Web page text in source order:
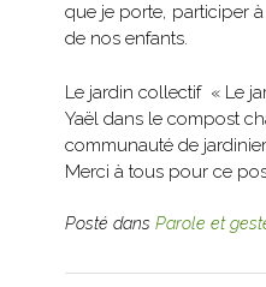
que je porte, participer
de nos enfants.
Le jardin collectif « Le
Yaël dans le compost
communauté de
Merci à tous pour ce
Posté dans Parole et